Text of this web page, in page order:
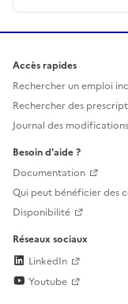
Accès rapides
Rechercher un emploi
Rechercher des
Journal des modifications
Besoin d'aide ?
Documentation
Qui peut bénéficier des
Disponibilité
Réseaux sociaux
LinkedIn
Youtube